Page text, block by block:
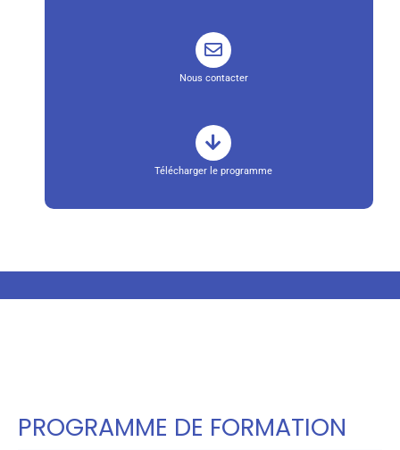
Nous contacter
Télécharger le programme
PROGRAMME DE FORMATION